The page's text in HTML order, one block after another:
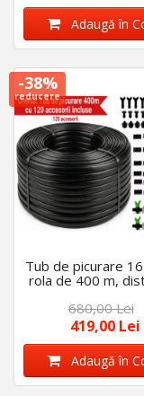
Adaugă în
-38%
reducere
Tub de picurare
rola de 400 m,
L/h cu 120
680,00 Lei
419,00 Lei
Adaugă în